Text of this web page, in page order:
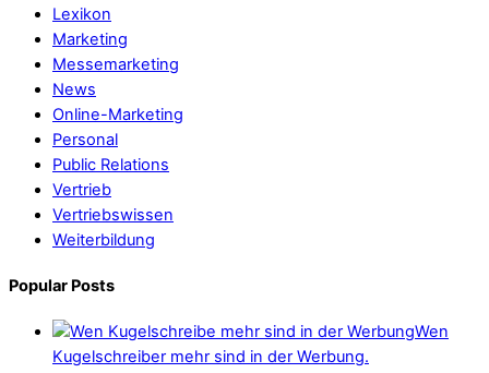
Lexikon
Marketing
Messemarketing
News
Online-Marketing
Personal
Public Relations
Vertrieb
Vertriebswissen
Weiterbildung
Popular Posts
Wen
Kugelschreiber mehr sind in der Werbung.